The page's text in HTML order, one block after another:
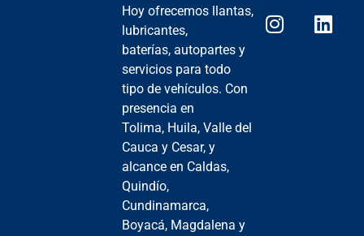
Hoy ofrecemos llantas,
lubricantes,
baterías, autopartes y
servicios para todo
tipo de vehículos. Con
presencia en
Tolima, Huila, Valle del
Cauca y Cesar, y
alcance en Caldas,
Quindío,
Cundinamarca,
Boyacá, Magdalena y